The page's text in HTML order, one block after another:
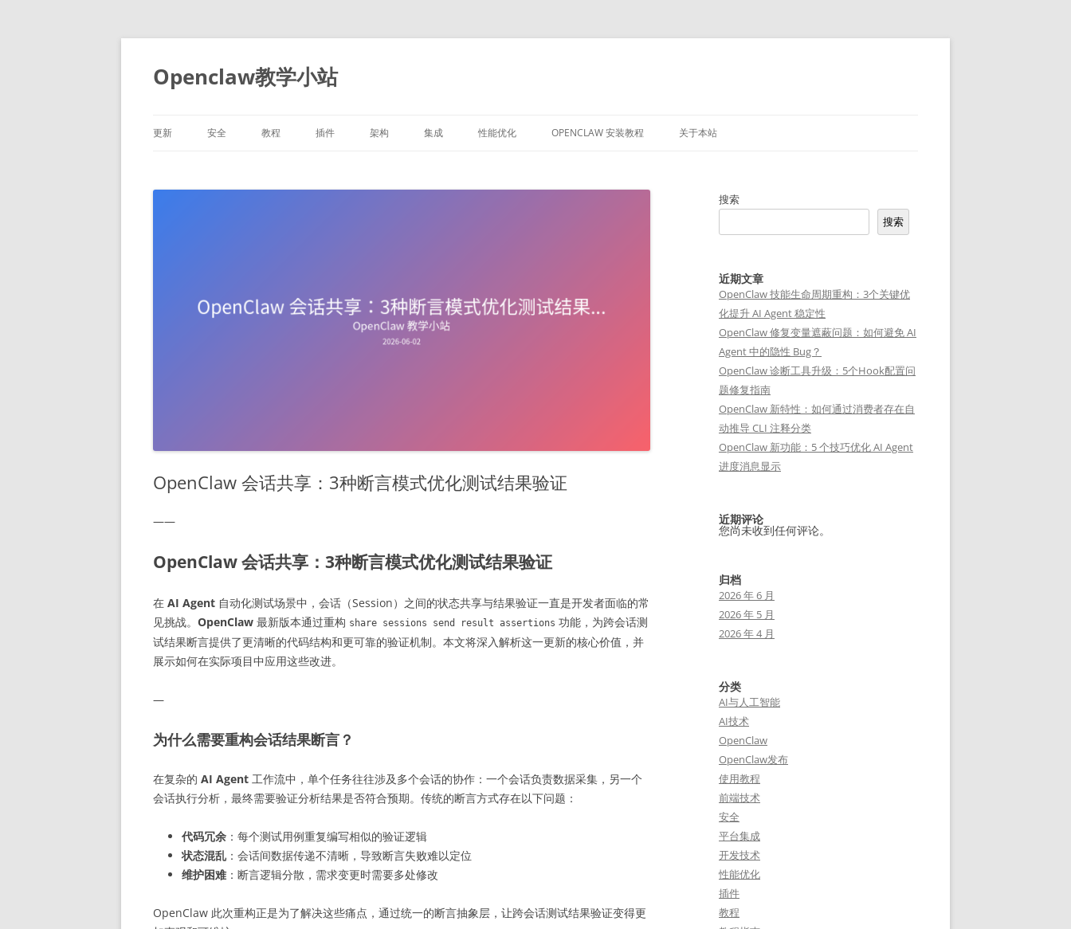
跳
文
Openclaw教学小站
更新 安全 教程 插件 架构 集成 性能优化 OPENCLAW 安装教程 关于本站
OpenClaw 会话共享：3种断言模式优化测试结果验证
——
OpenClaw 会话共享：3种断言模式优化测试结果验证
在 AI Agent 自动化测试场景中，会话（Session）之间的状态共享与结果验证一直是开发者面临的常
见挑战。 OpenClaw 最新版本通过重构 share sessions send result assertions 功能，为跨会话测
试结果断言提供了更清晰的代码结构和更可靠的验证机制。本文将深入解析这一更新的核心价值，并
展示如何在实际项目中应用这些改进。
—
为什么需要重构会话结果断言？
在复杂的 AI Agent 工作流中，单个任务往往涉及多个会话的协作：一个会话负责数据采集，另一个
会话执行分析，最终需要验证分析结果是否符合预期。传统的断言方式存在以下问题：
代码冗余 ：每个测试用例重复编写相似的验证逻辑
状态混乱 ：会话间数据传递不清晰，导致断言失败难以定位
维护困难：断言逻辑分散，需求变更时需要多处修改
OpenClaw 此次重构正是为了解决这些痛点，通过统一的断言抽象层，让跨会话测试结果验证变得更
搜索
搜索
近期文章
OpenClaw 技能生命周期重构：3个关键优
化提升 AI Agent 稳定性
OpenClaw 修复变量遮蔽问题：如何避免 AI
Agent 中的隐性 Bug？
OpenClaw 诊断工具升级：5个Hook配置问
题修复指南
OpenClaw 新特性：如何通过消费者存在自
动推导 CLI 注释分类
OpenClaw 新功能：5 个技巧优化 AI Agent
进度消息显示
近期评论
您尚未收到任何评论。
归档
2026 年 6 月
2026 年 5 月
2026 年 4 月
分类
AI与人工智能
AI技术
OpenClaw
OpenClaw发布
使用教程
前端技术
安全
平台集成
开发技术
性能优化
插件
教程